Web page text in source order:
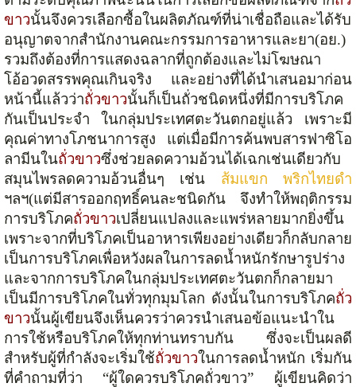
ขาวนั้นจึงควรเลือกซื้อในผลิตภัณฑ์ที่น่าเชื่อถือและได้รับ
อนุญาตจากสำนักงานคณะกรรมการอาหารและยา(อย.)
รวมถึงต้องที่การแสดงฉลากที่ถูกต้องและไม่โฆษณา
โอ้อวดสรรพคุณเกินจริง และอย่างที่ได้นำเสนอมาก่อน
หน้านี้แล้วว่าถั่วขาวนั้นก็เป็นถั่วชนิดหนึ่งที่มีการบริโภค
กันเป็นประจำ ในกลุ่มประเทศตะวันตกอยู่แล้ว เพราะมี
คุณค่าทางโภชนาการสูง แต่เมื่อมีการค้นพบสารฟาซิโอ
ลามีนในถั่วขาวซึ่งช่วยลดความอ้วนได้เฉกเช่นเดียวกับ
สมุนไพรลดความอ้วนอื่นๆ เช่น ส้มแขก
พริกไทยดำ
ฯลฯ(แต่มีสารออกฤทธิ์คนละชนิดกัน จึงทำให้พฤติกรรม
การบริโภคถั่วขาวเปลี่ยนแปลงและแพร่หลายมากยิ่งขึ้น
เพราะจากที่บริโภคเป็นอาหารเพียงอย่างเดียวก็กลับกลาย
เป็นการบริโภคเพื่อหวังผลในการลดน้ำหนักรักษารูปร่าง
และจากการบริโภคในกลุ่มประเทศตะวันตกก็กลายมา
เป็นมีการบริโภคในทั่วทุกมุมโลก ดังนั้นในการบริโภคถั่ว
ขาวนั้นผู้เขียนจึงเห็นควรว่าควรนำเสนอข้อแนะนำใน
การใช้หรือบริโภคให้ทุกท่านทราบกัน ซึ่งจะเป็นผลดี
สำหรับผู้ที่กำลังจะเริ่มใช้ถั่วขาวในการลดน้ำหนัก เริ่มกัน
ที่คำถามที่ว่า “ผู้ใดควรบริโภคถั่วขาว” ผู้เขียนคิดว่า